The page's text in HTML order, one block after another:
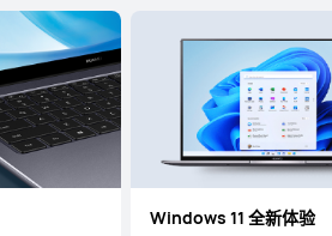
Windows 11 全新体验